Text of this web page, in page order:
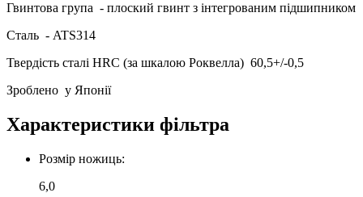
Гвинтова група - плоский гвинт з інтегрованим підшипником
Сталь - ATS314
Твердість сталі HRC (за шкалою Роквелла) 60,5+/-0,5
Зроблено у Японії
Характеристики фільтра
Розмір ножиць:
6,0